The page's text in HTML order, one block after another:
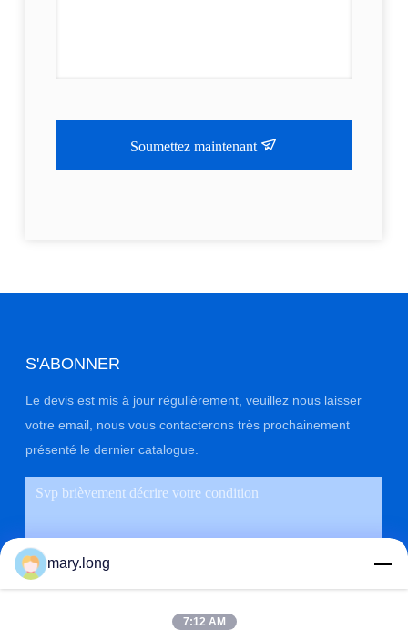
Soumettez maintenant
S'ABONNER
Le devis est mis à jour régulièrement, veuillez nous laisser
votre email, nous vous contacterons très prochainement
présenté le dernier catalogue.
mary.long
7:12 AM